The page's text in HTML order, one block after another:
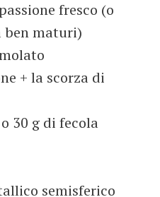
fresco (o
maturi)
+ la scorza di
30 g di fecola
semisferico